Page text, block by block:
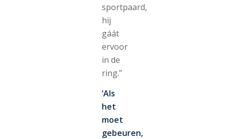
sportpaard,
hij
gáát
ervoor
in de
ring.”
‘Als
het
moet
gebeuren,